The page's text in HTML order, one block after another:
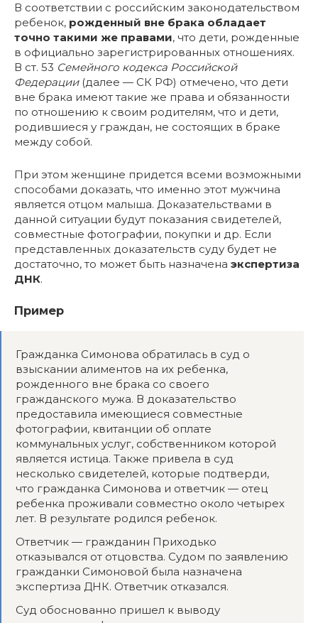
В соответствии с российским законодательством
ребенок, рожденный вне брака обладает
точно такими же правами, что дети, рожденные
в официально зарегистрированных отношениях.
В ст. 53 Семейного кодекса Российской
Федерации(далее — СК РФ) отмечено, что дети
вне брака имеют такие же права и обязанности
по отношению к своим родителям, что и дети,
родившиеся у граждан, не состоящих в браке
между собой.
При этом женщине придется всеми возможными
способами доказать, что именно этот мужчина
является отцом малыша. Доказательствами в
данной ситуации будут показания свидетелей,
совместные фотографии, покупки и др. Если
представленных доказательств суду будет не
достаточно, то может быть назначена экспертиза
ДНК.
Пример
Гражданка Симонова обратилась в суд о
взыскании алиментов на их ребенка,
рожденного вне брака со своего
гражданского мужа. В доказательство
предоставила имеющиеся совместные
фотографии, квитанции об оплате
коммунальных услуг, собственником которой
является истица. Также привела в суд
несколько свидетелей, которые подтверди,
что гражданка Симонова и ответчик — отец
ребенка проживали совместно около четырех
лет. В результате родился ребенок.
Ответчик — гражданин Приходько
отказывался от отцовства. Судом по заявлению
гражданки Симоновой была назначена
экспертиза ДНК. Ответчик отказался.
Суд обоснованно пришел к выводу